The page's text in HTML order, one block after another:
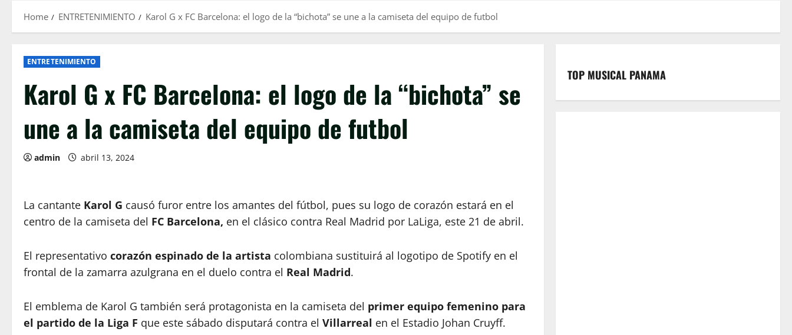
Home ENTRETENIMIENTO Karol G x FC Barcelona: el logo de la “bichota” se une a la camiseta del equipo de futbol
ENTRETENIMIENTO
Karol G x FC Barcelona: el logo de la “bichota” se
une a la camiseta del equipo de futbol
admin abril 13, 2024
La cantante Karol G causó furor entre los amantes del fútbol, pues su logo de corazón estará en el
centro de la camiseta del FC Barcelona, en el clásico contra Real Madrid por LaLiga, este 21 de abril.
El representativo corazón espinado de la artista colombiana sustituirá al logotipo de Spotify en el
frontal de la zamarra azulgrana en el duelo contra el Real Madrid.
El emblema de Karol G también será protagonista en la camiseta del primer equipo femenino para
el partido de la Liga F que este sábado disputará contra el Villarreal en el Estadio Johan Cruyff.
TOP MUSICAL PANAMA